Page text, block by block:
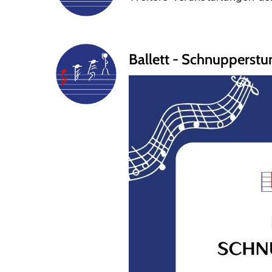
Ballett -